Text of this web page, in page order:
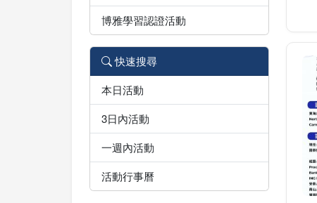
博雅學習認證活動
快速搜尋
本日活動
3日內活動
一週內活動
活動行事曆